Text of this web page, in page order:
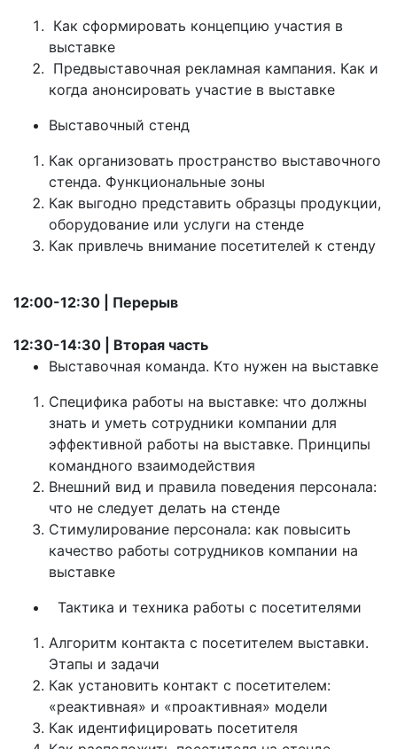
Как сформировать концепцию участия в
выставке
Предвыставочная рекламная кампания. Как и
когда анонсировать участие в выставке
Выставочный стенд
Как организовать пространство выставочного
стенда. Функциональные зоны
Как выгодно представить образцы продукции,
оборудование или услуги на стенде
Как привлечь внимание посетителей к стенду
12:00-12:30 | Перерыв
12:30-14:30 | Вторая часть
Выставочная команда. Кто нужен на выставке
Специфика работы на выставке: что должны
знать и уметь сотрудники компании для
эффективной работы на выставке. Принципы
командного взаимодействия
Внешний вид и правила поведения персонала:
что не следует делать на стенде
Стимулирование персонала: как повысить
качество работы сотрудников компании на
выставке
Тактика и техника работы с посетителями
Алгоритм контакта с посетителем выставки.
Этапы и задачи
Как установить контакт с посетителем:
«реактивная» и «проактивная» модели
Как идентифицировать посетителя